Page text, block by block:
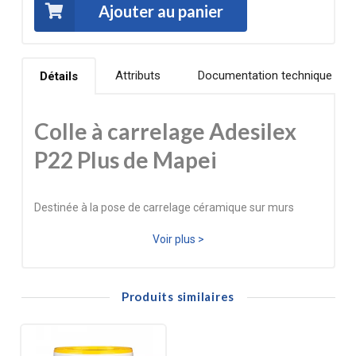
Ajouter au panier
Détails Attributs Documentation technique
Colle à carrelage Adesilex
P22 Plus de Mapei
Destinée à la pose de carrelage céramique sur murs
existant. Elle est prête à l’emploi sans mélange préalable
Voir plus >
Produits similaires